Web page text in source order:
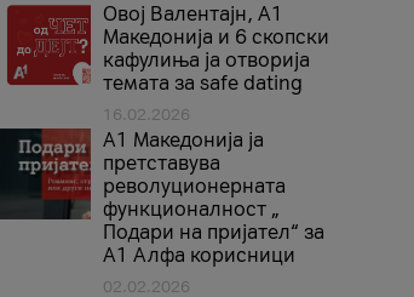
Овој Валентајн, A1
Македонија и 6 скопски
кафулиња ја отворија
темата за safe dating
16.02.2026
А1 Македонија ја
претставува
револуционерната
функционалност „
Подари на пријател“ за
А1 Алфа корисници
02.02.2026